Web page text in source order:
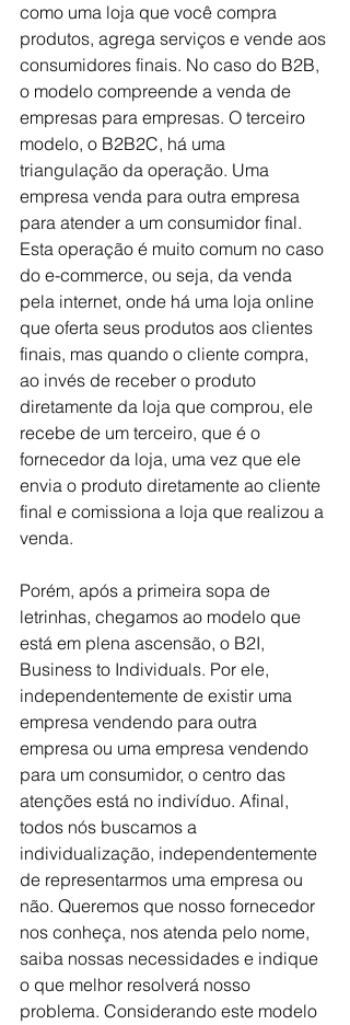
como uma loja que você compra
produtos, agrega serviços e vende aos
consumidores finais. No caso do B2B,
o modelo compreende a venda de
empresas para empresas. O terceiro
modelo, o B2B2C, há uma
triangulação da operação. Uma
empresa venda para outra empresa
para atender a um consumidor final.
Esta operação é muito comum no caso
do e-commerce, ou seja, da venda
pela internet, onde há uma loja online
que oferta seus produtos aos clientes
finais, mas quando o cliente compra,
ao invés de receber o produto
diretamente da loja que comprou, ele
recebe de um terceiro, que é o
fornecedor da loja, uma vez que ele
envia o produto diretamente ao cliente
final e comissiona a loja que realizou a
venda.
Porém, após a primeira sopa de
letrinhas, chegamos ao modelo que
está em plena ascensão, o B2I,
Business to Individuals. Por ele,
independentemente de existir uma
empresa vendendo para outra
empresa ou uma empresa vendendo
para um consumidor, o centro das
atenções está no indivíduo. Afinal,
todos nós buscamos a
individualização, independentemente
de representarmos uma empresa ou
não. Queremos que nosso fornecedor
nos conheça, nos atenda pelo nome,
saiba nossas necessidades e indique
o que melhor resolverá nosso
problema. Considerando este modelo